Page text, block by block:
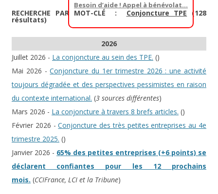
RECHERCHE PAR MOT-CLÉ : Conjoncture TPE (128
résultats)
2026
Juillet 2026 - La conjoncture au sein des TPE. ()
Mai 2026 -Conjoncture du 1er trimestre 2026 : une activité
toujours dégradée et des perspectives pessimistes en raison
du contexte international. (3 sources différentes)
Mars 2026 - La conjoncture à travers 8 brefs articles. ()
Février 2026 -Conjoncture des très petites entreprises au 4e
trimestre 2025. ()
Janvier 2026 - 65% des petites entreprises (+6 points) se
déclarent confiantes pour les 12 prochains
mois. (CCIFrance, LCI et la Tribune)
Besoin d’aide ! Appel à bénévolat…